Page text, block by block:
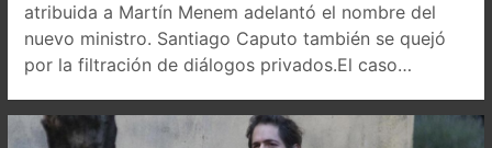
atribuida a Martín Menem adelantó el nombre del
nuevo ministro. Santiago Caputo también se quejó
por la filtración de diálogos privados.El caso…